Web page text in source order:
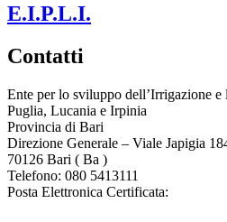
E.I.P.L.I.
Contatti
Ente per lo sviluppo dell’Irrigazione
Puglia, Lucania e Irpinia
Provincia di Bari
Direzione Generale – Viale Japigia
70126 Bari ( Ba )
Telefono: 080 5413111
Posta Elettronica Certificata: